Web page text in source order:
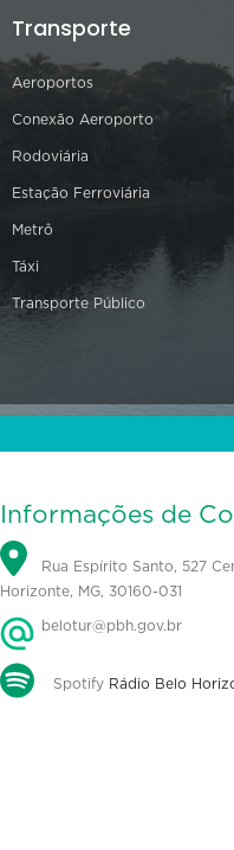
Transporte
Aeroportos
Conexão Aeroporto
Rodoviária
Estação Ferroviária
Metrô
Táxi
Transporte Público
Informações de
Rua Espírito Santo, 527
Horizonte, MG, 30160-031
belotur@pbh.gov.br
Spotify Rádio Belo